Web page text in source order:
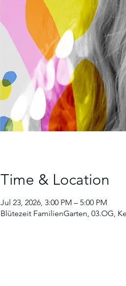
Time & Location
Jul 23, 2026, 3:00 PM – 5:00 PM
Blütezeit FamilienGarten, 03.OG,